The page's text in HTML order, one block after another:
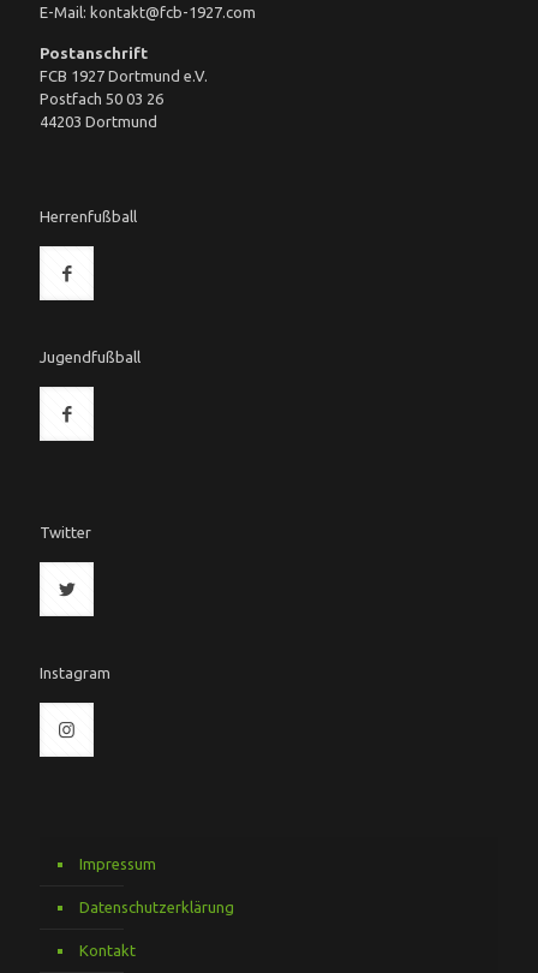
E-Mail: kontakt@fcb-1927.com
Postanschrift
FCB 1927 Dortmund e.V.
Postfach 50 03 26
44203 Dortmund
Herrenfußball
Jugendfußball
Twitter
Instagram
Impressum
Datenschutzerklärung
Kontakt